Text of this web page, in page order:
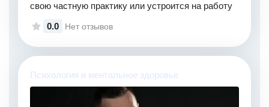
свою частную практику или устроится на работу
0.0
Нет отзывов
Психология и ментальное здоровье